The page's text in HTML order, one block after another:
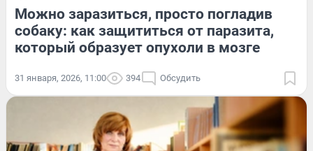
Можно заразиться, просто погладив
собаку: как защититься от паразита,
который образует опухоли в мозге
31 января, 2026, 11:00 394 Обсудить